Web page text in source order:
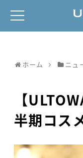
ホーム ニュ
【
半期コス